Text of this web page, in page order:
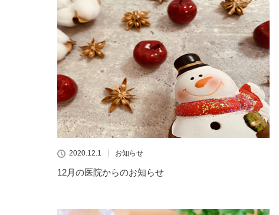
2020.12.1 お知らせ
12月の医院からのお知らせ